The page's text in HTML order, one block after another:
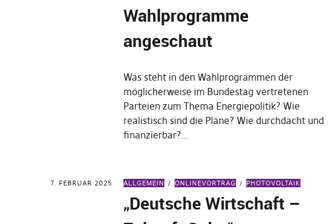
Wahlprogramme
angeschaut
Was steht in den Wahlprogrammen der
möglicherweise im Bundestag vertretenen
Parteien zum Thema Energiepolitik? Wie
realistisch sind die Pläne? Wie durchdacht und
finanzierbar?…
7. FEBRUAR 2025 ALLGEMEIN ONLINEVORTRAG PHOTOVOLTAIK
„Deutsche Wirtschaft –